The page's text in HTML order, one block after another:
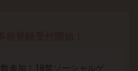
参加！18禁ソーシャルゲ